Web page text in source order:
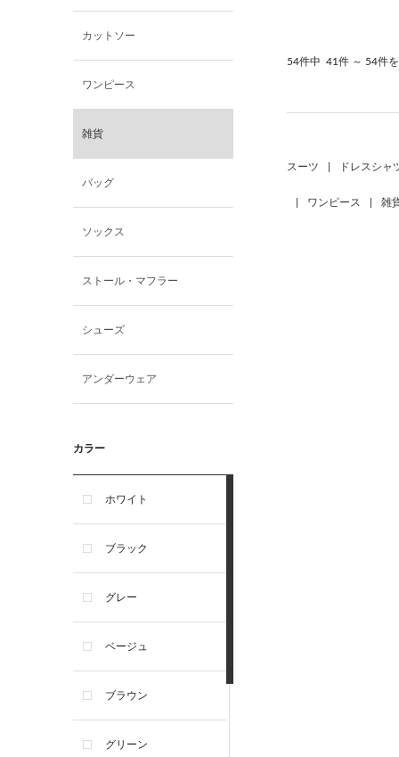
カットソー
ワンピース
雑貨
バッグ
ソックス
ストール・マフラー
シューズ
アンダーウェア
カラー
ホワイト
ブラック
グレー
ベージュ
ブラウン
グリーン
54件中 41件 ～ 54件
スーツ ドレスシャ
ワンピース 雑